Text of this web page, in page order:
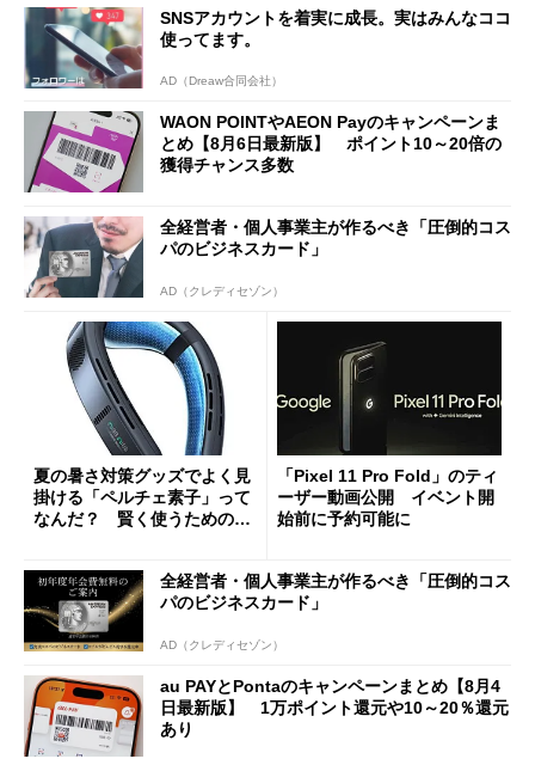
SNSアカウントを着実に成長。実はみんなココ
使ってます。
AD（Dreaw合同会社）
WAON POINTやAEON Payのキャンペーンま
とめ【8月6日最新版】 ポイント10～20倍の
獲得チャンス多数
全経営者・個人事業主が作るべき「圧倒的コス
パのビジネスカード」
AD（クレディセゾン）
夏の暑さ対策グッズでよく見
掛ける「ペルチェ素子」って
なんだ？ 賢く使うための注
「Pixel 11 Pro Fold」のティ
ーザー動画公開 イベント開
始前に予約可能に
全経営者・個人事業主が作るべき「圧倒的コス
パのビジネスカード」
AD（クレディセゾン）
au PAYとPontaのキャンペーンまとめ【8月4
日最新版】 1万ポイント還元や10～20％還元
あり